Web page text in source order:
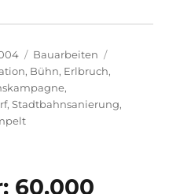
Kategorien
Bauarbeiten
, Bühn, Erlbruch,
,
,Stadtbahnsanierung,
60.000